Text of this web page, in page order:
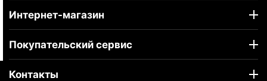
Интернет-магазин
Покупательский сервис
Контакты